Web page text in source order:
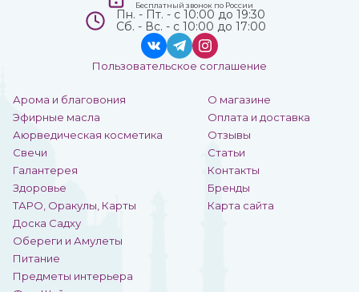
Арома и благовония
Эфирные масла
Аюрведическая косметика
Свечи
Галантерея
Здоровье
ТАРО, Оракулы, Карты
Доска Садху
Обереги и Амулеты
Питание
Предметы интерьера
О магазине
Оплата и доставка
Отзывы
Статьи
Контакты
Бренды
Карта сайта
Бесплатный звонок по России
Пн. - Пт. - с 10:00 до 19:30
Сб. - Вс. - с 10:00 до 17:00
Пользовательское соглашение